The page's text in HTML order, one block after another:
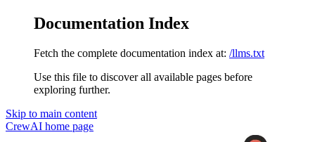
Documentation Index
Fetch the complete documentation index at: /llms.txt
Use this file to discover all available pages before
exploring further.
Skip to main content
CrewAI home page